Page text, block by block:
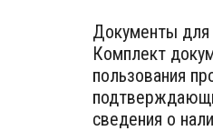
Документы для
Комплект
пользования
сведения о